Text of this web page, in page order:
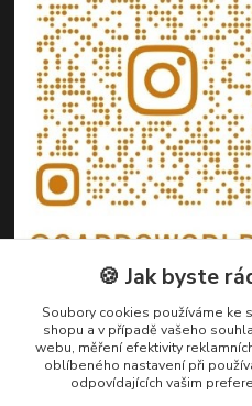
Kontakty
🍪 Jak byste
Soubory cookies používáme ke
shopu a v případě vašeho
webu, měření efektivity
oblíbeného nastavení při
odpovídajících vašim